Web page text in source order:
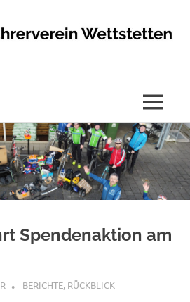
MENÜ
Spendenaktion am
BERICHTE, RÜCKBLICK